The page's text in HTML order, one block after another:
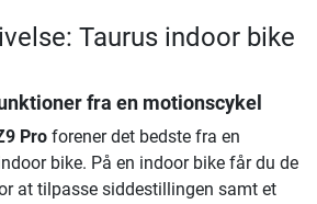
Taurus indoor bike
fra en motionscykel
Pro forener det bedste fra en
bike. På en indoor bike får du de
at tilpasse siddestillingen samt et